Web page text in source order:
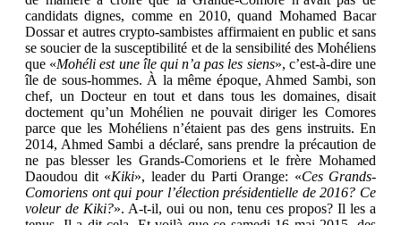
candidats dignes, comme en 2010, quand Mohamed Bacar
Dossar et autres crypto-sambistes affirmaient en public et sans
se soucier de la susceptibilité et de la sensibilité des Mohéliens
que «Mohéli est une île qui n’a pas les siens», c’est-à-dire une
île de sous-hommes. À la même époque, Ahmed Sambi, son
chef, un Docteur en tout et dans tous les domaines, disait
doctement qu’un Mohélien ne pouvait diriger les Comores
parce que les Mohéliens n’étaient pas des gens instruits. En
2014, Ahmed Sambi a déclaré, sans prendre la précaution de
ne pas blesser les Grands-Comoriens et le frère Mohamed
Daoudou dit «Kiki», leader du Parti Orange: «Ces Grands-
Comoriens ont qui pour l’élection présidentielle de 2016? Ce
voleur de Kiki?». A-t-il, oui ou non, tenu ces propos? Il les a